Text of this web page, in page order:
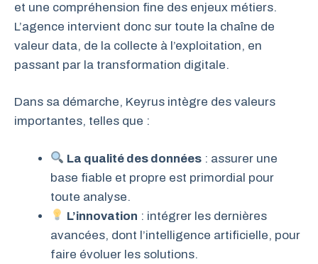
et une compréhension fine des enjeux métiers.
L’agence intervient donc sur toute la chaîne de
valeur data, de la collecte à l’exploitation, en
passant par la transformation digitale.
Dans sa démarche, Keyrus intègre des valeurs
importantes, telles que :
La qualité des données : assurer une
base fiable et propre est primordial pour
toute analyse.
L’innovation : intégrer les dernières
avancées, dont l’intelligence artificielle, pour
faire évoluer les solutions.